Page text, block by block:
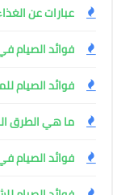
عبارات عن
فوائد الصيام
فوائد الصيام
ما هي الطرق
فوائد الصيام